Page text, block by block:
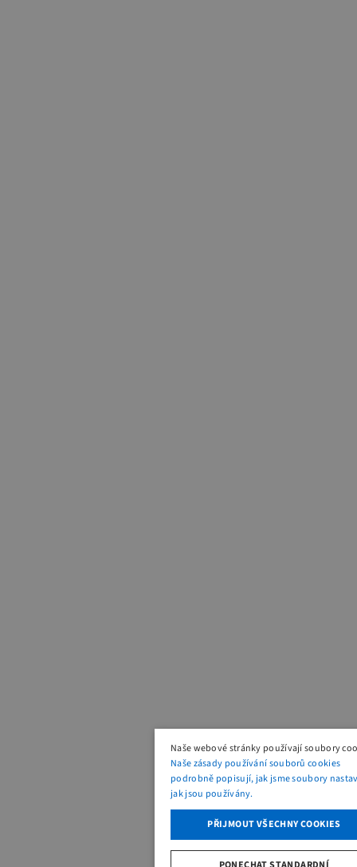
Naše webové stránky používají soubory
Naše zásady používání souborů cookies
podrobně popisují, jak jsme soubory
jak jsou používány.
PŘIJMOUT VŠECHNY COOKIES